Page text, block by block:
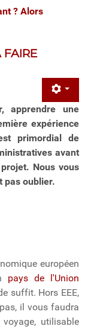
? Alors
FAIRE
apprendre une
expérience
primordial de
avant
Nous vous
pas oublier.
européen
pays de l'Union
suffit. Hors EEE,
il vous faudra
utilisable